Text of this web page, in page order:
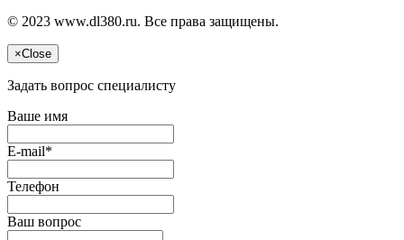
© 2023 www.dl380.ru. Все права защищены.
×Close
Задать вопрос специалисту
Ваше имя
E-mail*
Телефон
Ваш вопрос